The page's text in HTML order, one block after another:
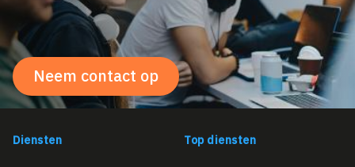
Neem contact op
Diensten Top diensten